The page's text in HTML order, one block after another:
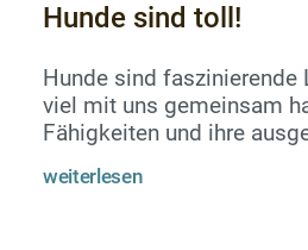
Hunde sind toll!
Hunde sind faszinierende
viel mit uns gemeinsam
Fähigkeiten und ihre
nichts nach. Sie haben
weiterlesen